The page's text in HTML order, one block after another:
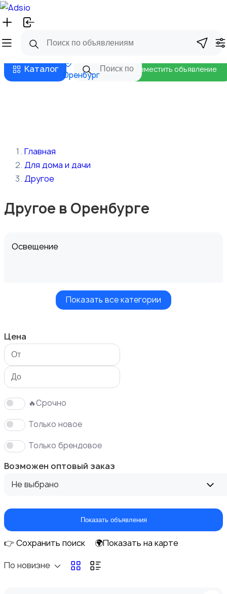
Русский
Бизнес тарифы
Каталог
Оренбург
Разместить объявление
Главная
Для дома и дачи
Другое
Другое в Оренбурге
Освещение
Диваны и кресла
Бытовая химия
Показать все категории
Цена
🔥Срочно
Только новое
Только брендовое
Возможен оптовый заказ
Не выбрано
Показать объявления
👉 Сохранить поиск
🌍Показать на карте
По новизне